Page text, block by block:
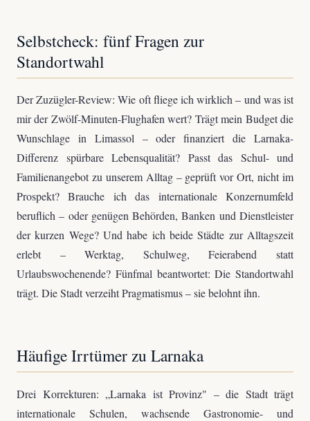
Selbstcheck: fünf Fragen zur
Standortwahl
Der Zuzügler-Review: Wie oft fliege ich wirklich – und was ist
mir der Zwölf-Minuten-Flughafen wert? Trägt mein Budget die
Wunschlage in Limassol – oder finanziert die Larnaka-
Differenz spürbare Lebensqualität? Passt das Schul- und
Familienangebot zu unserem Alltag – geprüft vor Ort, nicht im
Prospekt? Brauche ich das internationale Konzernumfeld
beruflich – oder genügen Behörden, Banken und Dienstleister
der kurzen Wege? Und habe ich beide Städte zur Alltagszeit
erlebt – Werktag, Schulweg, Feierabend statt
Urlaubswochenende? Fünfmal beantwortet: Die Standortwahl
trägt. Die Stadt verzeiht Pragmatismus – sie belohnt ihn.
Häufige Irrtümer zu Larnaka
Drei Korrekturen: „Larnaka ist Provinz" – die Stadt trägt
internationale Schulen, wachsende Gastronomie- und